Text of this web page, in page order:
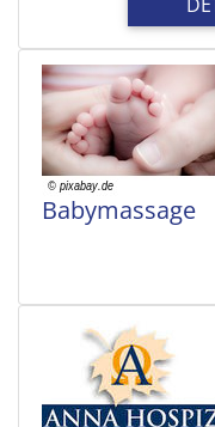
Babymassage